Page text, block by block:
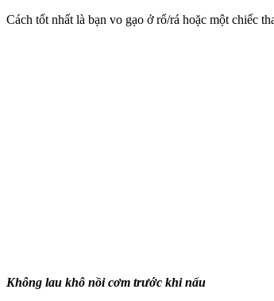
Cách tốt nhất là bạn vo gạo ở rổ/rá hoặc một chiếc
Không lau khô nồi cơm trước khi nấu